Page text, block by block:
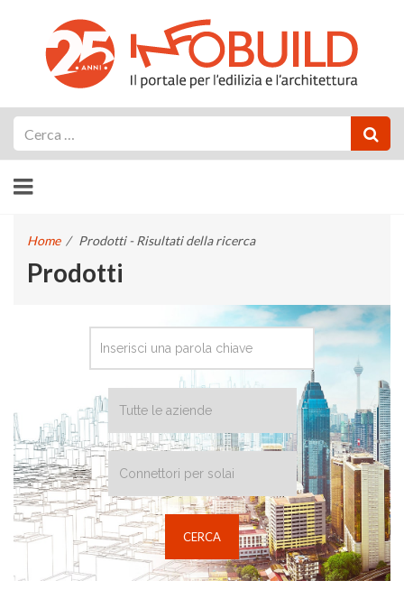
Home / Prodotti - Risultati della ricerca
Prodotti